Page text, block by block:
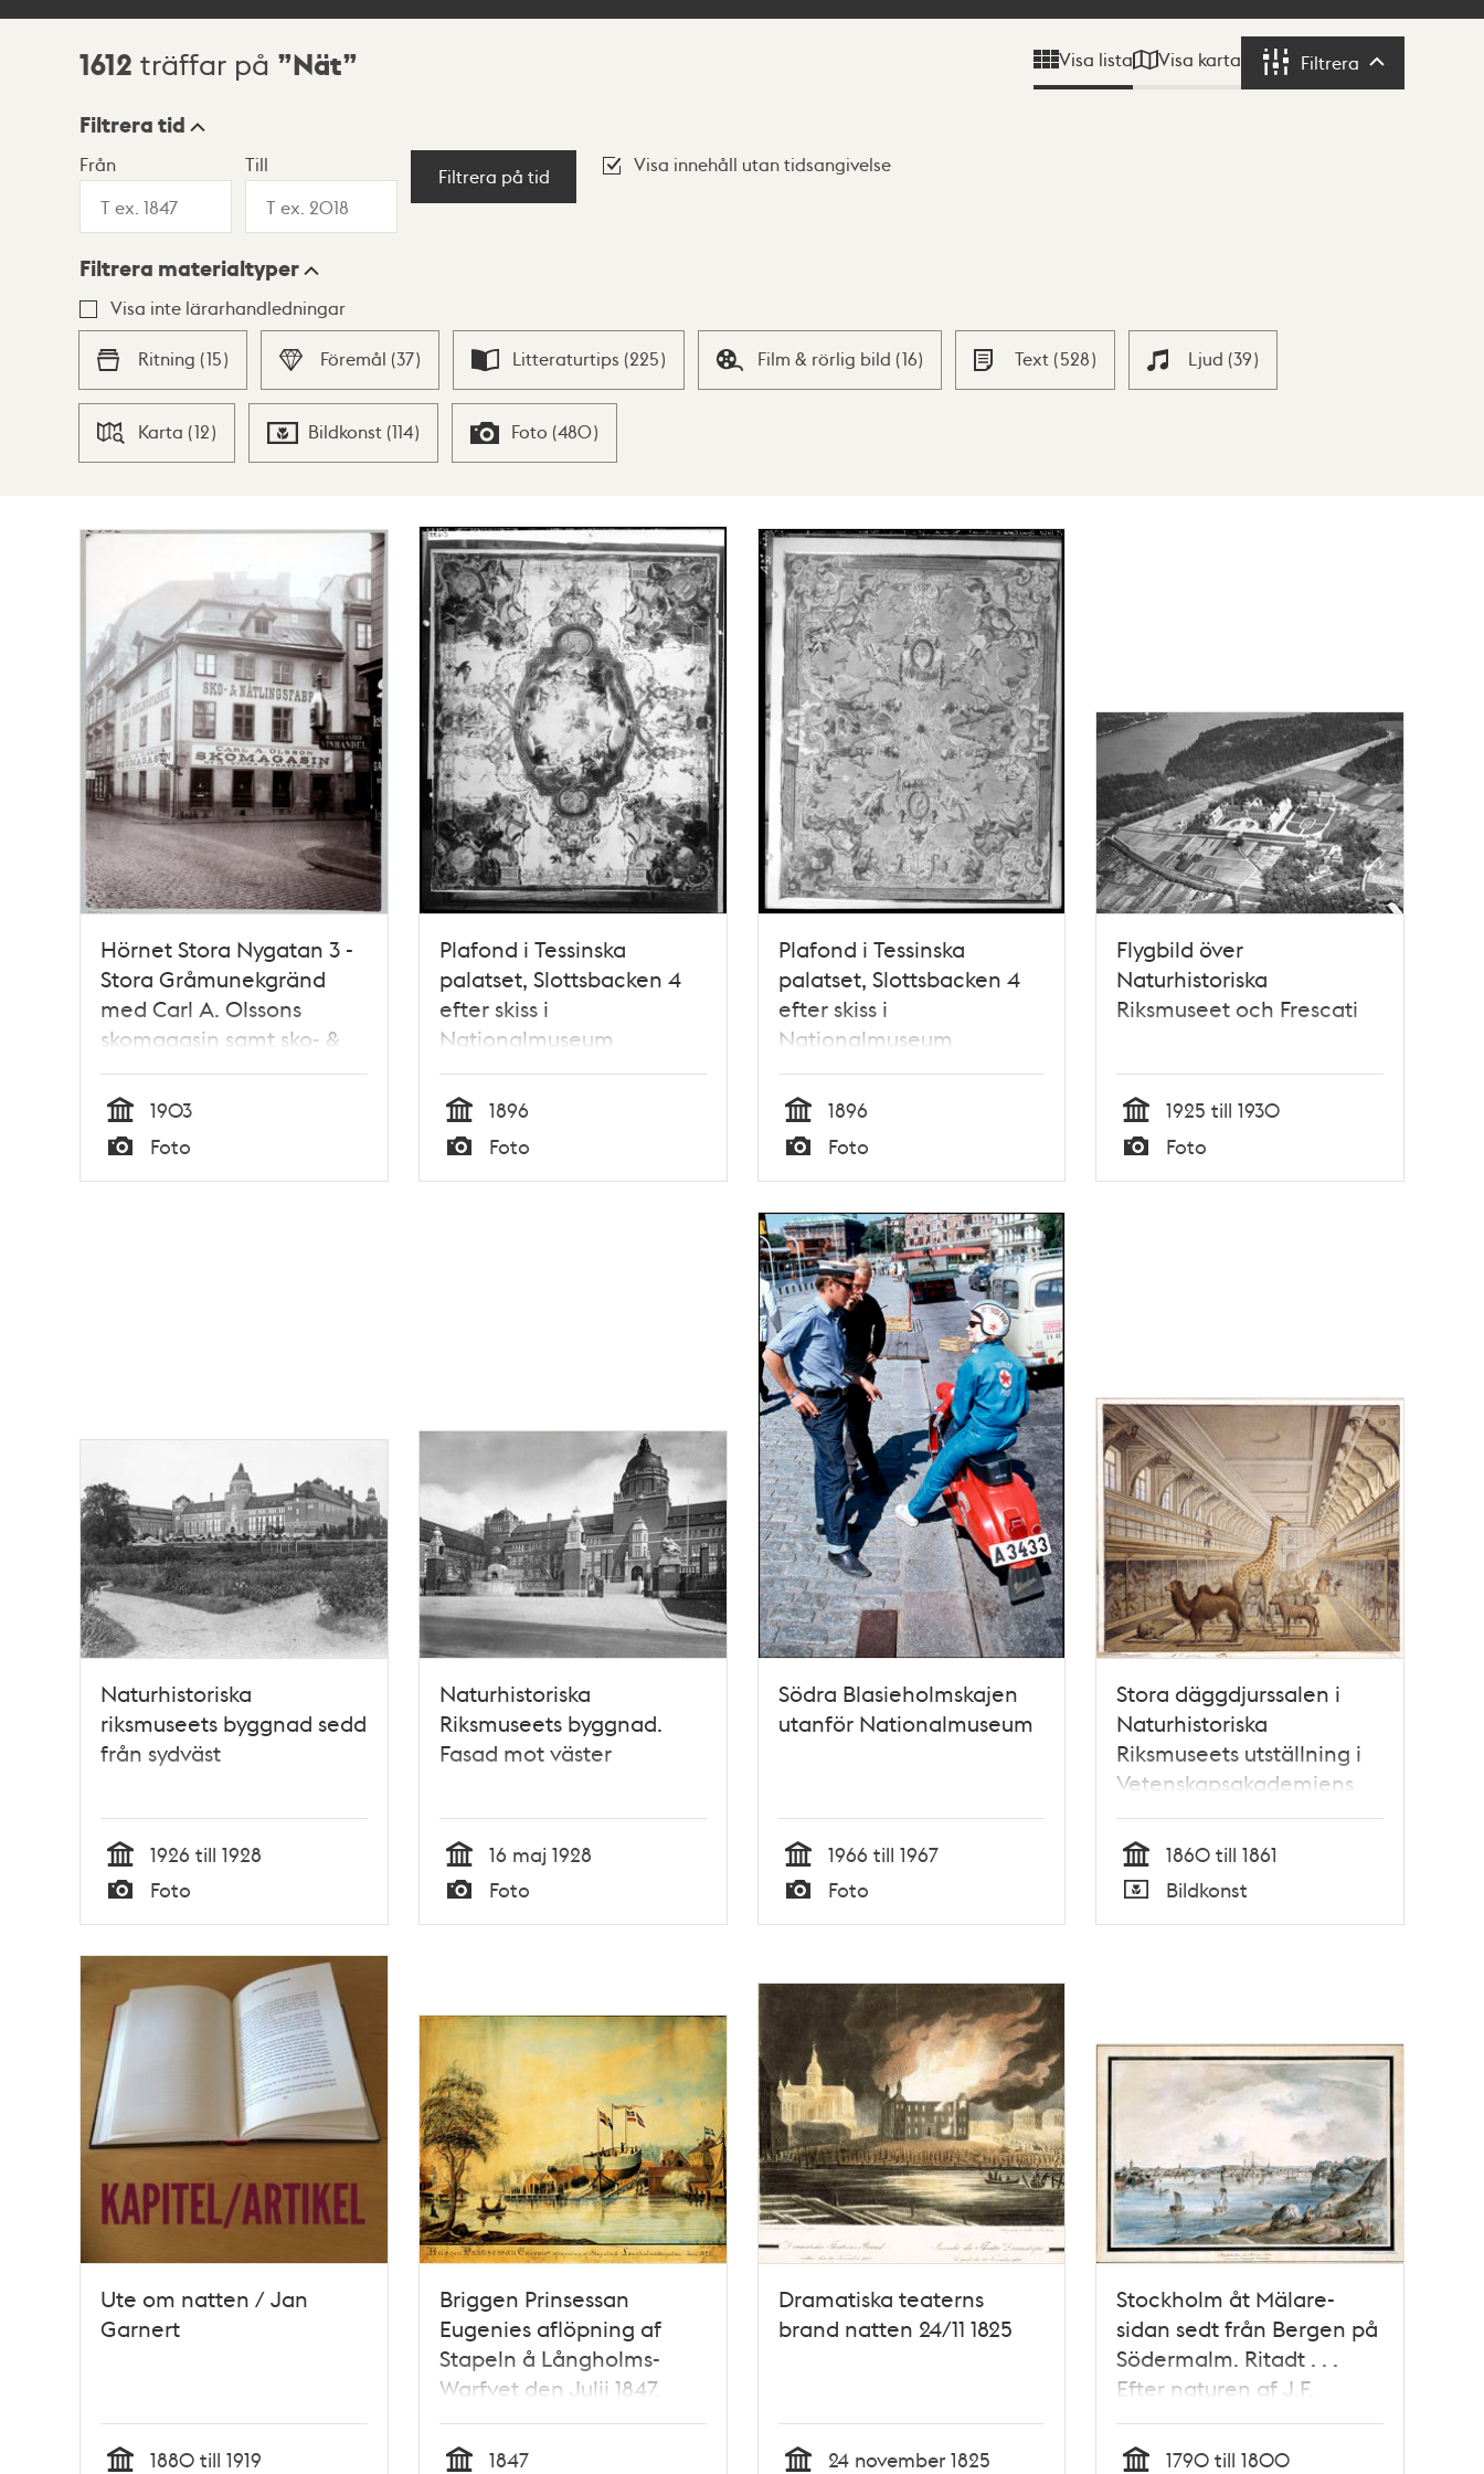
Sökresultat
1612 träffar på Nät Visa lista Visa karta Filtrera Filtrera
Visningsläge
Lista Karta
Filtrera tid
Från Till
Filtrera på tid
Visa innehåll utan tidsangivelse
Filtrera materialtyper
Visa inte lärarhandledningar
Ritning (15) Föremål (37) Litteraturtips (225) Film & rörlig bild (16) Text (528) Ljud (39)
Karta (12) Bildkonst (114) Foto (480)
träffar
Hörnet Stora Nygatan 3 -
Stora Gråmunekgränd
med Carl A. Olssons
skomagasin samt sko- &
nåtlingsfabrik
Tid
1903
Typ
Foto
Plafond i Tessinska
palatset, Slottsbacken 4
efter skiss i
Nationalmuseum
Tid
1896
Typ
Foto
Plafond i Tessinska
palatset, Slottsbacken 4
efter skiss i
Nationalmuseum
Tid
1896
Typ
Foto
Flygbild över
Naturhistoriska
Riksmuseet och Frescati
Tid
1925 till 1930
Typ
Foto
Naturhistoriska
riksmuseets byggnad sedd
från sydväst
Tid
1926 till 1928
Typ
Foto
Naturhistoriska
Riksmuseets byggnad.
Fasad mot väster
Tid
16 maj 1928
Typ
Foto
Södra Blasieholmskajen
utanför Nationalmuseum
Tid
1966 till 1967
Typ
Foto
Stora däggdjurssalen i
Naturhistoriska
Riksmuseets utställning i
Vetenskapsakademiens
byggnad vid Wallingatan
Tid
1860 till 1861
Typ
Bildkonst
Ute om natten / Jan
Garnert
1880 till 1919
Briggen Prinsessan
Eugenies aflöpning af
Stapeln å Långholms-
Warfvet den Julii 1847.
Tecknadt efter Naturen af
P. Wilh. Cedergren 1847.
1847
Dramatiska teaterns
brand natten 24/11 1825
24 november 1825
Stockholm åt Mälare-
sidan sedt från Bergen på
Södermalm. Ritadt . . .
Efter naturen af J.F.
Martin
1790 till 1800